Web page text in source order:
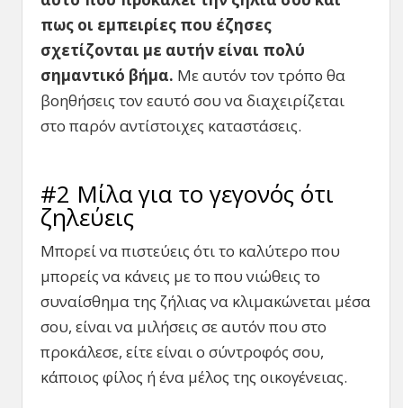
πως οι εμπειρίες που έζησες
σχετίζονται με αυτήν είναι πολύ
σημαντικό βήμα. Με αυτόν τον τρόπο θα
βοηθήσεις τον εαυτό σου να διαχειρίζεται
στο παρόν αντίστοιχες καταστάσεις.
#2 Μίλα για το γεγονός ότι
ζηλεύεις
Μπορεί να πιστεύεις ότι το καλύτερο που
μπορείς να κάνεις με το που νιώθεις το
συναίσθημα της ζήλιας να κλιμακώνεται μέσα
σου, είναι να μιλήσεις σε αυτόν που στο
προκάλεσε, είτε είναι ο σύντροφός σου,
κάποιος φίλος ή ένα μέλος της οικογένειας.